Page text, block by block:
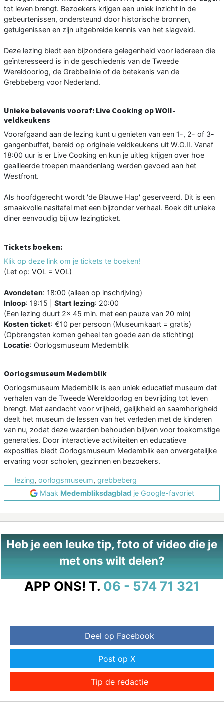
tot leven brengt. Bezoekers krijgen een uniek inzicht in de
gebeurtenissen, ondersteund door historische bronnen,
getuigenissen en zijn uitgebreide kennis van het slagveld.
Deze lezing biedt een bijzondere gelegenheid voor iedereen die
geïnteresseerd is in de geschiedenis van de Tweede
Wereldoorlog, de Grebbelinie of de betekenis van de
Grebbeberg voor Nederland.
Unieke belevenis vooraf: Live Cooking op WOII-
veldkeukens
Voorafgaand aan de lezing kunt u genieten van een 1-, 2- of 3-
gangenbuffet, bereid op originele veldkeukens uit W.O.II. Vanaf
18:00 uur is er Live Cooking en kun je uitleg krijgen over hoe
geallieerde troepen maandenlang werden gevoed aan het
Westfront.
Als hoofdgerecht wordt 'de Blauwe Hap' geserveerd. Dit is een
smaakvolle nasitafel met een bijzonder verhaal. Boek dit unieke
diner eenvoudig bij uw lezingticket.
Tickets boeken:
Klik op deze link om je tickets te boeken!
(Let op: VOL = VOL)
Avondeten: 18:00 (alleen op inschrijving)
Inloop: 19:15 | Start lezing: 20:00
(Een lezing duurt 2x 45 min. met een pauze van 20 min)
Kosten ticket: €10 per persoon (Museumkaart = gratis)
(Opbrengsten komen geheel ten goede aan de stichting)
Locatie: Oorlogsmuseum Medemblik
Oorlogsmuseum Medemblik
Oorlogsmuseum Medemblik is een uniek educatief museum dat
verhalen van de Tweede Wereldoorlog en bevrijding tot leven
brengt. Met aandacht voor vrijheid, gelijkheid en saamhorigheid
deelt het museum de lessen van het verleden met de kinderen
van nu, zodat deze waarden behouden blijven voor toekomstige
generaties. Door interactieve activiteiten en educatieve
exposities biedt Oorlogsmuseum Medemblik een onvergetelijke
ervaring voor scholen, gezinnen en bezoekers.
lezing, oorlogsmuseum, grebbeberg
Maak Medembliksdagbladje Google-favoriet
Heb je een leuke tip, foto of video die je
met ons wilt delen?
APP ONS! T. 06 - 574 71 321
Deel op Facebook
Post op X
Tip de redactie